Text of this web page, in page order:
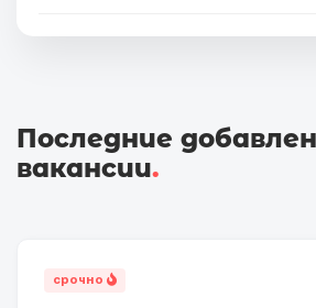
Последние
вакансии.
срочно